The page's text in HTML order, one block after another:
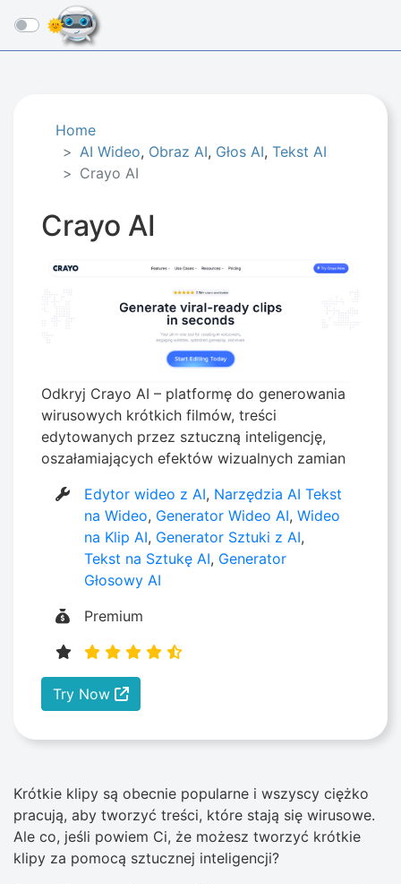
☰
Home
AI Wideo, Obraz AI, Głos AI, Tekst AI
Crayo AI
Crayo AI
Odkryj Crayo AI – platformę do generowania
wirusowych krótkich filmów, treści
edytowanych przez sztuczną inteligencję,
oszałamiających efektów wizualnych zamian
Edytor wideo z AI, Narzędzia AI Tekst
na Wideo, Generator Wideo AI,Wideo
na Klip AI, Generator Sztuki z AI,
Tekst na Sztukę AI, Generator
Głosowy AI
Premium
Try Now
Krótkie klipy są obecnie popularne i wszyscy ciężko
pracują, aby tworzyć treści, które stają się wirusowe.
Ale co, jeśli powiem Ci, że możesz tworzyć krótkie
klipy za pomocą sztucznej inteligencji?